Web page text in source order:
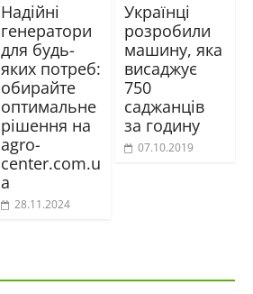
Надійні
генератори
для будь-
яких потреб:
обирайте
оптимальне
рішення на
agro-
center.com.u
a
28.11.2024
Українці
розробили
машину, яка
висаджує
750
саджанців
за годину
07.10.2019